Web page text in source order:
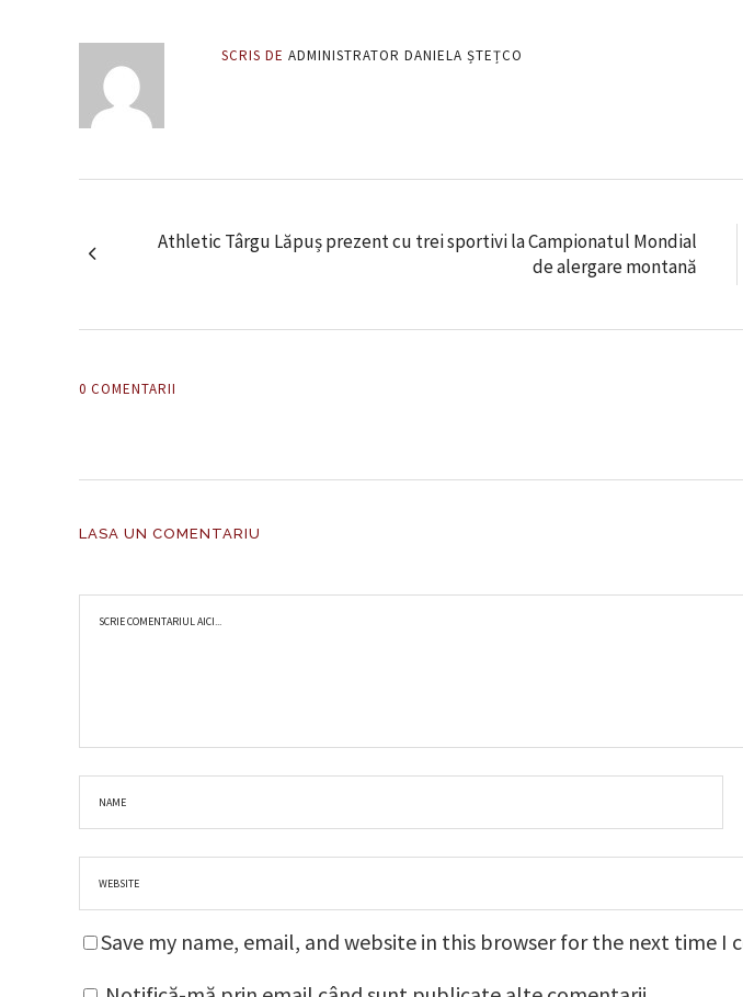
SCRIS DE ADMINISTRATOR DANIELA ȘTEȚCO
Athletic Târgu Lăpuș prezent cu trei sportivi la Campionatul Mondial
de alergare montană
0 COMENTARII
LASA UN COMENTARIU
Save my name, email, and website in this browser for the next time I